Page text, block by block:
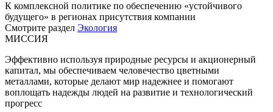
К комплексной политике по обеспечению «устойчивого
будущего» в регионах присутствия компании
Смотрите раздел Экология
МИССИЯ
Эффективно используя природные ресурсы и акционерный
капитал, мы обеспечиваем человечество цветными
металлами, которые делают мир надежнее и помогают
воплощать надежды людей на развитие и технологический
прогресс